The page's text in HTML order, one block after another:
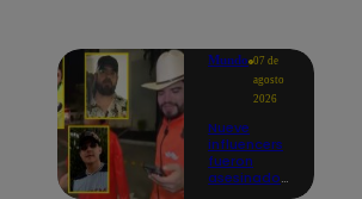
Mundo 07 de
agosto
2026
Nueve
influencers
fueron
asesinados